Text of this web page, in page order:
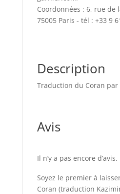
Coordonnées : 6, rue de
75005 Paris - tél : +33 9
Description
Traduction du Coran
Avis
Il n’y a pas encore d’avis.
Soyez le premier à
Coran (traduction